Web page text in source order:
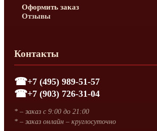
Оформить заказ
Отзывы
Контакты
+7 (495) 989-51-57
+7 (903) 726-31-04
* – заказ с 9:00 до 21:00
* – заказ онлайн – круглосуточно